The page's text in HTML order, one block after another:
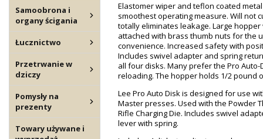
Samoobrona i
organy ścigania
Łucznictwo
Przetrwanie w
dziczy
Pomysły na
prezenty
Towary używane i
Elastomer wiper and teflon coated
smoothest operating measure. Will not
totally eliminates leakage. Large
attached with brass thumb nuts for the
convenience. Increased safety with
Includes swivel adapter and spring
all four disks. Many prefer the Pro
reloading. The hopper holds 1/2 pound
Lee Pro Auto Disk is designed for use
Master presses. Used with the Powder
Rifle Charging Die. Includes swivel
lever with spring.